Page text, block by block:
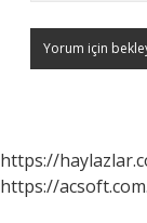
https://
https://